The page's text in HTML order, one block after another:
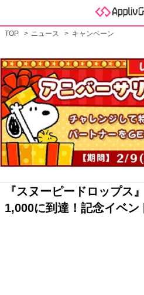
TOP ニュース キャンペーン
『スヌーピードロップス
1,000に到達！記念イベン